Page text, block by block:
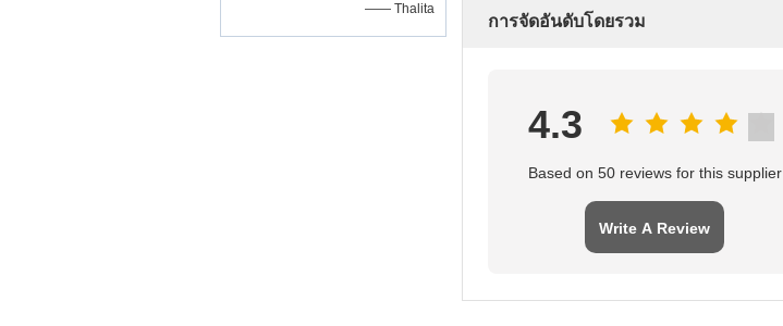
—— Thalita
การจัดอันดับโดยรวม
4.3
Based on 50 reviews for this supplier
Write A Review